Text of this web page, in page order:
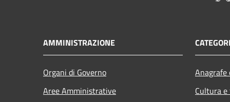
AMMINISTRAZIONE
Organi di Governo
Aree Amministrative
Cultura